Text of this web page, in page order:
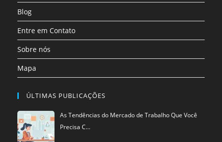
aba
Blog
Entre em Contato
Sobre nós
Mapa
ÚLTIMAS PUBLICAÇÕES
As Tendências do Mercado de Trabalho Que Você
Precisa C…